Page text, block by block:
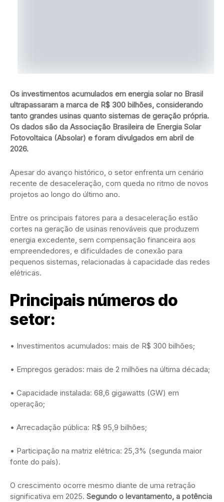
Os investimentos acumulados em energia solar no Brasil
ultrapassaram a marca de R$ 300 bilhões, considerando
tanto grandes usinas quanto sistemas de geração própria.
Os dados são da Associação Brasileira de Energia Solar
Fotovoltaica (Absolar) e foram divulgados em abril de
2026.
Apesar do avanço histórico, o setor enfrenta um cenário
recente de desaceleração, com queda no ritmo de novos
projetos ao longo do último ano.
Entre os principais fatores para a desaceleração estão
cortes na geração de usinas renováveis que produzem
energia excedente, sem compensação financeira aos
empreendedores, e dificuldades de conexão para
pequenos sistemas, relacionadas à capacidade das redes
elétricas.
Principais números do
setor:
• Investimentos acumulados: mais de R$ 300 bilhões;
• Empregos gerados: mais de 2 milhões na última década;
• Capacidade instalada: 68,6 gigawatts (GW) em
operação;
• Arrecadação pública: R$ 95,9 bilhões;
• Participação na matriz elétrica: 25,3% (segunda maior
fonte do país).
O crescimento ocorre mesmo diante de uma retração
significativa em 2025. Segundo o levantamento, a potência